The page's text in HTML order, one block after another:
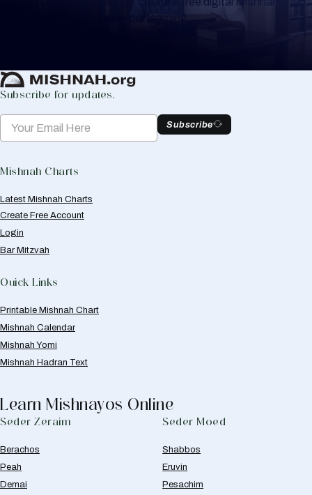
to help you keep track of your learning.
Subscribe for updates.
Subscribe
Mishnah Charts
Latest Mishnah Charts
Create Free Account
Login
Bar Mitzvah
Quick Links
Printable Mishnah Chart
Mishnah Calendar
Mishnah Yomi
Mishnah Hadran Text
Learn Mishnayos Online
Seder Zeraim
Berachos
Peah
Demai
Seder Moed
Shabbos
Eruvin
Pesachim